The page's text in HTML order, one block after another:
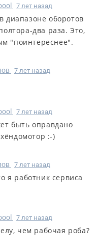
7 лет назад
диапазоне оборотов
два раза. Это,
"поинтереснее".
7 лет назад
7 лет назад
быть оправдано
:-)
7 лет назад
я работник сервиса
7 лет назад
чем рабочая роба?